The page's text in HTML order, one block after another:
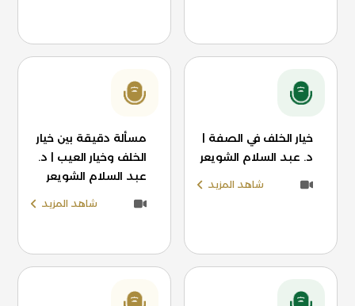
خيار الخلف في الصفة |
د. عبد السلام الشويعر
شاهد المزيد
مسألة دقيقة بين خيار
الخلف وخيار العيب | د.
عبد السلام الشويعر
شاهد المزيد